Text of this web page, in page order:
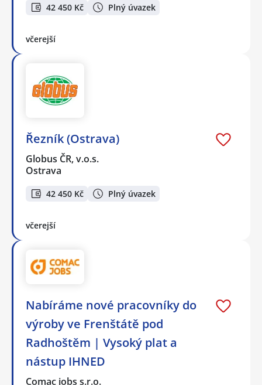
42 450 Kč Plný úvazek
včerejší
Řezník (Ostrava)
Globus ČR, v.o.s.
Ostrava
42 450 Kč Plný úvazek
včerejší
Nabíráme nové pracovníky do
výroby ve Frenštátě pod
Radhoštěm | Vysoký plat a
nástup IHNED
Comac jobs s.r.o.